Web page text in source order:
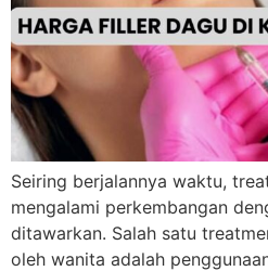
Seiring berjalannya waktu,
mengalami perkembangan
ditawarkan. Salah satu
oleh wanita adalah